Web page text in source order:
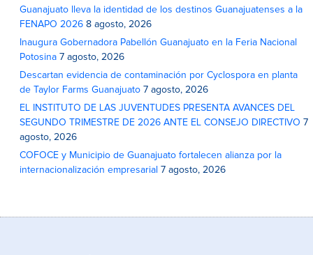
Guanajuato lleva la identidad de los destinos Guanajuatenses a la
FENAPO 2026 8 agosto, 2026
Inaugura Gobernadora Pabellón Guanajuato en la Feria Nacional
Potosina 7 agosto, 2026
Descartan evidencia de contaminación por Cyclospora en planta
de Taylor Farms Guanajuato 7 agosto, 2026
EL INSTITUTO DE LAS JUVENTUDES PRESENTA AVANCES DEL
SEGUNDO TRIMESTRE DE 2026 ANTE EL CONSEJO DIRECTIVO 7
agosto, 2026
COFOCE y Municipio de Guanajuato fortalecen alianza por la
internacionalización empresarial 7 agosto, 2026